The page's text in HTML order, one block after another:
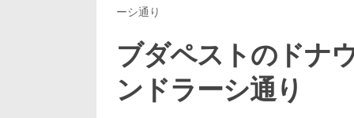
ーシ通り
ブダペストのドナ
ンドラーシ通り